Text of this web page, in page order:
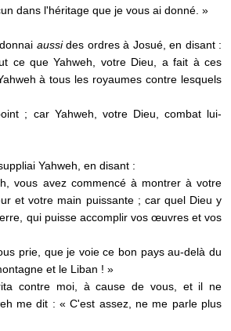
dans l'héritage que je vous ai donné. »
aussides ordres à Josué, en disant :
ce que Yahweh, votre Dieu, a fait à ces
à tous les royaumes contre lesquels
; car Yahweh, votre Dieu, combat lui-
Yahweh, en disant :
vous avez commencé à montrer à votre
et votre main puissante ; car quel Dieu y
qui puisse accomplir vos œuvres et vos
prie, que je voie ce bon pays au-delà du
et le Liban ! »
contre moi, à cause de vous, et il ne
me dit : « C'est assez, ne me parle plus